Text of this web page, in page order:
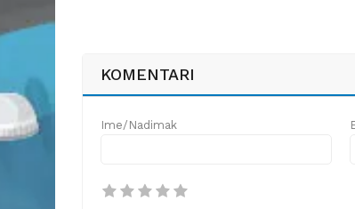
KOMENTARI
Ime/Nadimak